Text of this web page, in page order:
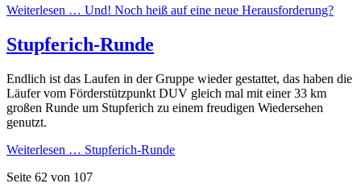
Weiterlesen … Und! Noch heiß auf eine neue Herausforderung?
Stupferich-Runde
Endlich ist das Laufen in der Gruppe wieder gestattet, das haben die
Läufer vom Förderstützpunkt DUV gleich mal mit einer 33 km
großen Runde um Stupferich zu einem freudigen Wiedersehen
genutzt.
Weiterlesen … Stupferich-Runde
Seite 62 von 107